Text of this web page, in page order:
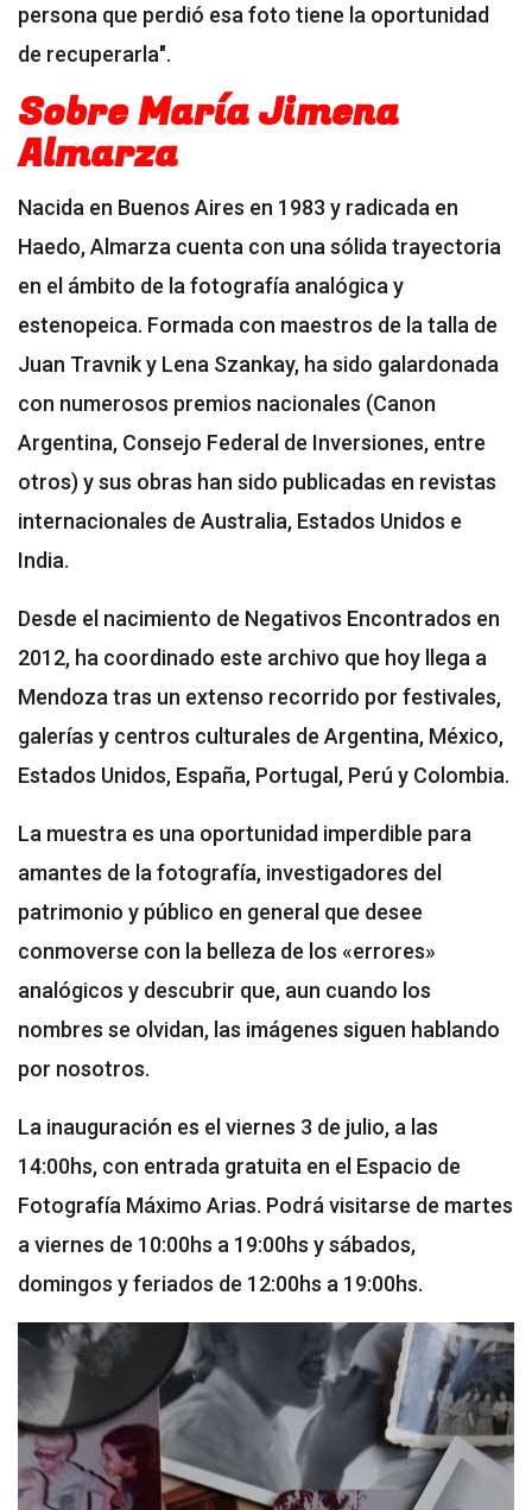
persona que perdió esa foto tiene la oportunidad
de recuperarla".
Sobre María Jimena
Almarza
Nacida en Buenos Aires en 1983 y radicada en
Haedo, Almarza cuenta con una sólida trayectoria
en el ámbito de la fotografía analógica y
estenopeica. Formada con maestros de la talla de
Juan Travnik y Lena Szankay, ha sido galardonada
con numerosos premios nacionales (Canon
Argentina, Consejo Federal de Inversiones, entre
otros) y sus obras han sido publicadas en revistas
internacionales de Australia, Estados Unidos e
India.
Desde el nacimiento de Negativos Encontrados en
2012, ha coordinado este archivo que hoy llega a
Mendoza tras un extenso recorrido por festivales,
galerías y centros culturales de Argentina, México,
Estados Unidos, España, Portugal, Perú y Colombia.
La muestra es una oportunidad imperdible para
amantes de la fotografía, investigadores del
patrimonio y público en general que desee
conmoverse con la belleza de los «errores»
analógicos y descubrir que, aun cuando los
nombres se olvidan, las imágenes siguen hablando
por nosotros.
La inauguración es el viernes 3 de julio, a las
14:00hs, con entrada gratuita en el Espacio de
Fotografía Máximo Arias. Podrá visitarse de martes
a viernes de 10:00hs a 19:00hs y sábados,
domingos y feriados de 12:00hs a 19:00hs.